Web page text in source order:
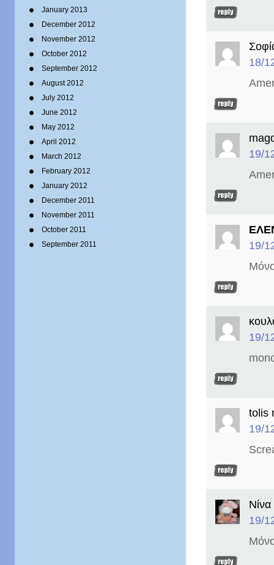
January 2013
December 2012
November 2012
October 2012
September 2012
August 2012
July 2012
June 2012
May 2012
April 2012
March 2012
February 2012
January 2012
December 2011
November 2011
October 2011
September 2011
18/
19/
19/
19/
tolis
19/
19/